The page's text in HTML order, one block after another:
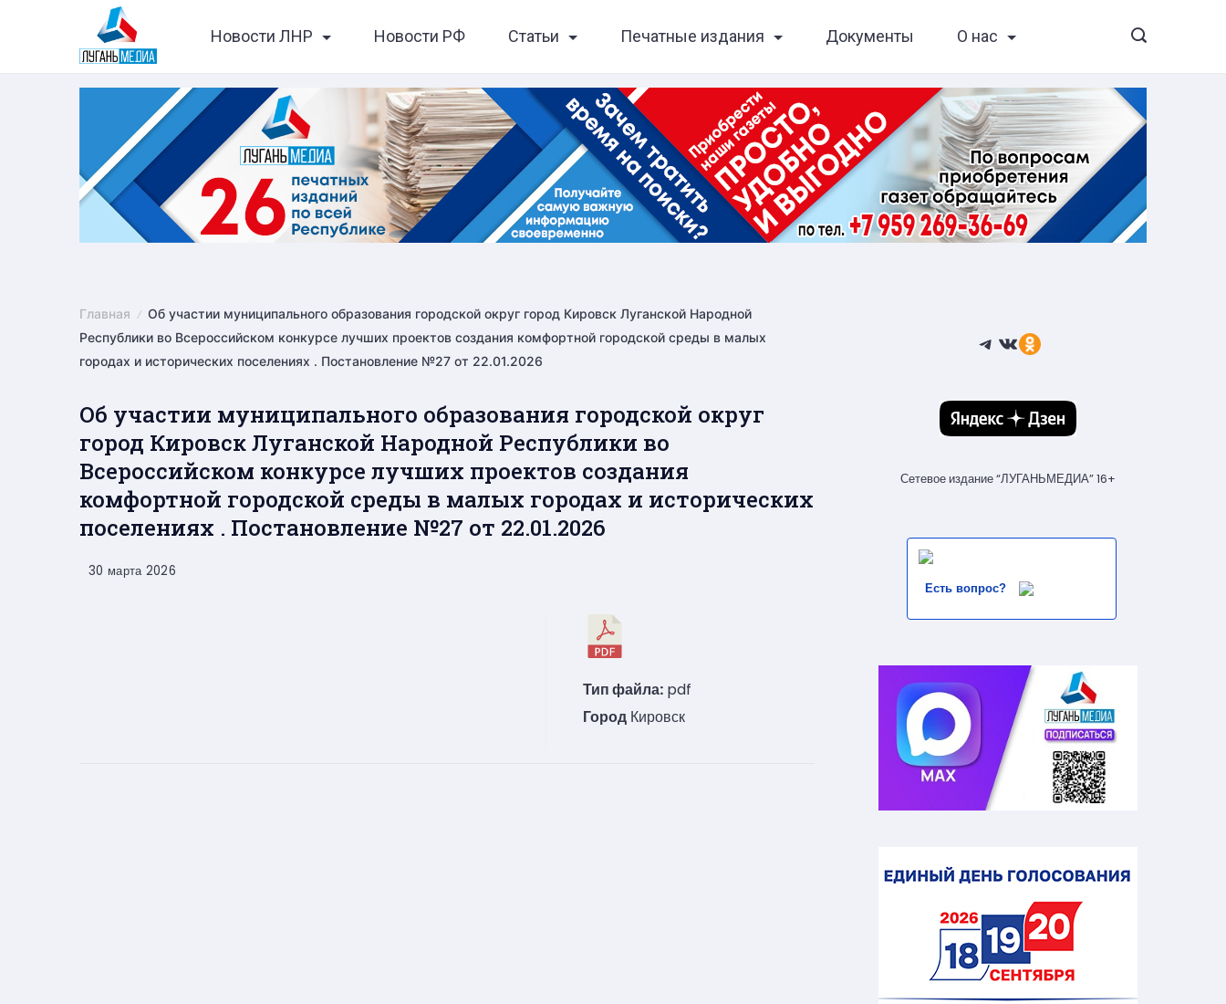
Новости ЛНР Новости РФ Статьи Печатные издания Документы О нас
Главная
Об участии муниципального образования городской округ город Кировск Луганской Народной
Республики во Всероссийском конкурсе лучших проектов создания комфортной городской среды в малых
городах и исторических поселениях . Постановление №27 от 22.01.2026
Об участии муниципального образования городской округ
город Кировск Луганской Народной Республики во
Всероссийском конкурсе лучших проектов создания
комфортной городской среды в малых городах и исторических
поселениях . Постановление №27 от 22.01.2026
30 марта 2026
Тип файла: pdf
Город Кировск
Telegram
ВКонтакте
Ссылка
Сетевое издание “ЛУГАНЬМЕДИА” 16+
Есть вопрос?